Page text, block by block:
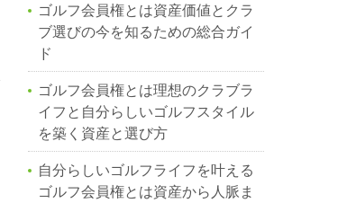
ゴルフ会員権とは資産価値とクラ
ブ選びの今を知るための総合ガイ
ド
ゴルフ会員権とは理想のクラブラ
イフと自分らしいゴルフスタイル
を築く資産と選び方
自分らしいゴルフライフを叶える
ゴルフ会員権とは資産から人脈ま